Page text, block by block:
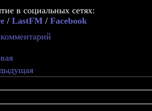
в социальных сетях:
/ LastFM / Facebook